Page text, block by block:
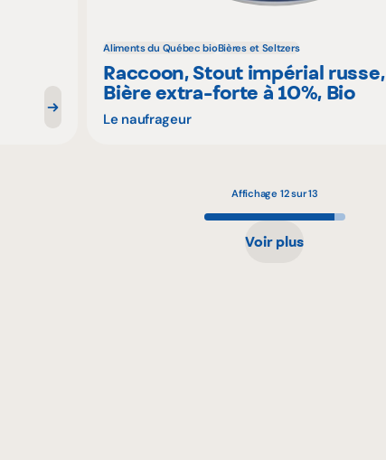
Aliments du Québec bioBières et Seltzers
Raccoon, Stout impérial russe,
Bière extra-forte à 10%, Bio
Le naufrageur
Affichage 12 sur 13
Voir plus